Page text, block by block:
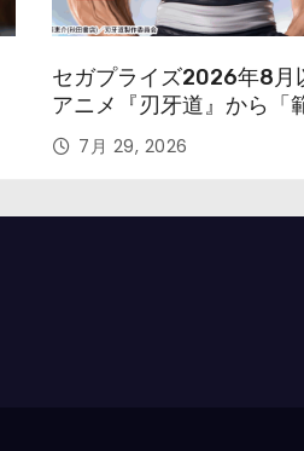
セガプライズ2026年8月
アニメ『刃牙道』から「
次郎」が登場ッッ!!
7月 29, 2026